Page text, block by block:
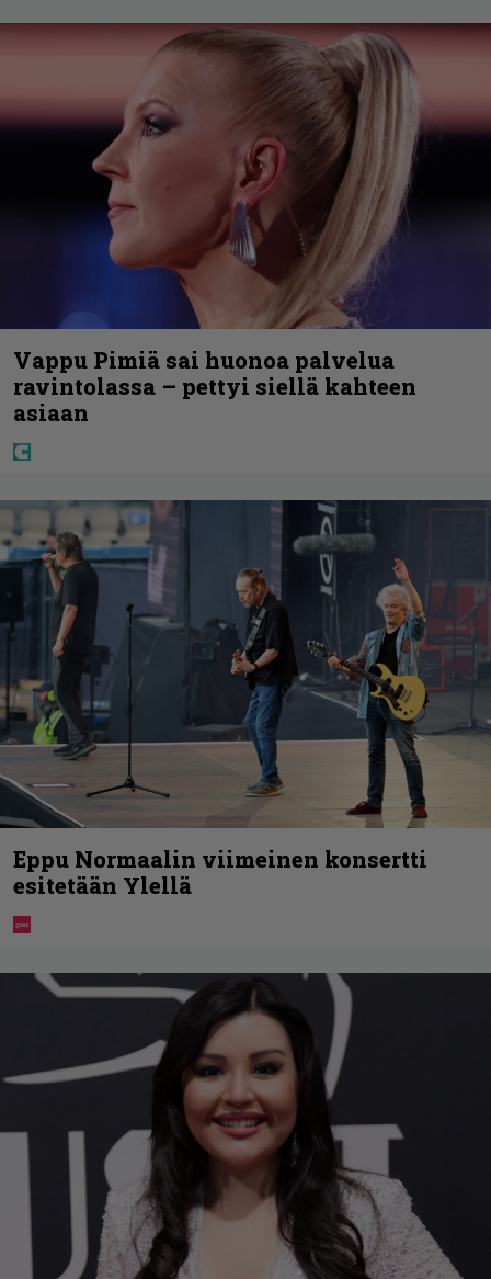
Vappu Pimiä sai huonoa palvelua
ravintolassa – pettyi siellä kahteen
asiaan
Eppu Normaalin viimeinen konsertti
esitetään Ylellä